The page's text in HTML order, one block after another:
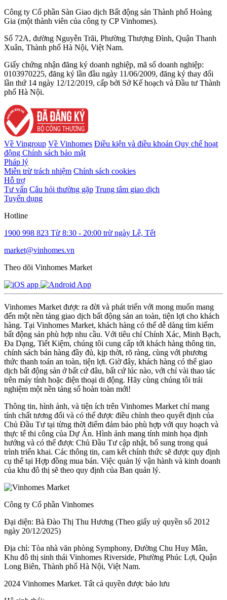
Công ty Cổ phần Sàn Giao dịch Bất động sản Thành phố Hoàng
Gia (một thành viên của công ty CP Vinhomes).
Số 72A, đường Nguyễn Trãi, Phường Thượng Đình, Quận Thanh
Xuân, Thành phố Hà Nội, Việt Nam.
Giấy chứng nhận đăng ký doanh nghiệp, mã số doanh nghiệp:
0103970225, đăng ký lần đầu ngày 11/06/2009, đăng ký thay đổi
lần thứ 14 ngày 12/12/2019, cấp bởi Sở Kế hoạch và Đầu tư Thành
phố Hà Nội.
Về Vingroup Về Vinhomes Điều kiện và điều khoản Quy chế hoạt
động Chính sách bảo mật
Pháp lý
Miễn trừ trách nhiệm Chính sách cookies
Hỗ trợ
Tư vấn Câu hỏi thường gặp Trung tâm giao dịch
Tuyển dụng
Hotline
1900 998 823 Từ 8:30 - 20:00 trừ ngày Lễ, Tết
market@vinhomes.vn
Theo dõi Vinhomes Market
Vinhomes Market được ra đời và phát triển với mong muốn mang
đến một nền tảng giao dịch bất động sản an toàn, tiện lợi cho khách
hàng. Tại Vinhomes Market, khách hàng có thể dễ dàng tìm kiếm
bất động sản phù hợp nhu cầu. Với tiêu chí Chính Xác, Minh Bạch,
Đa Dạng, Tiết Kiệm, chúng tôi cung cấp tới khách hàng thông tin,
chính sách bán hàng đầy đủ, kịp thời, rõ ràng, cùng với phương
thức thanh toán an toàn, tiện lợi. Giờ đây, khách hàng có thể giao
dịch bất động sản ở bất cứ đâu, bất cứ lúc nào, với chỉ vài thao tác
trên máy tính hoặc điện thoại di động. Hãy cùng chúng tôi trải
nghiệm một nền tảng số hoàn toàn mới!
Thông tin, hình ảnh, và tiện ích trên Vinhomes Market chỉ mang
tính chất tương đối và có thể được điều chỉnh theo quyết định của
Chủ Đầu Tư tại từng thời điểm đảm bảo phù hợp với quy hoạch và
thực tế thi công của Dự Án. Hình ảnh mang tính minh họa định
hướng và có thể được Chủ Đầu Tư cập nhật, bổ sung trong quá
trình triển khai. Các thông tin, cam kết chính thức sẽ được quy định
cụ thể tại Hợp đồng mua bán. Việc quản lý vận hành và kinh doanh
của khu đô thị sẽ theo quy định của Ban quản lý.
Công ty Cổ phần Vinhomes
Đại diện: Bà Đào Thị Thu Hương (Theo giấy uỷ quyền số 2012
ngày 20/12/2025)
Địa chỉ: Tòa nhà văn phòng Symphony, Đường Chu Huy Mân,
Khu đô thị sinh thái Vinhomes Riverside, Phường Phúc Lợi, Quận
Long Biên, Thành phố Hà Nội, Việt Nam.
2024 Vinhomes Market. Tất cả quyền được bảo lưu